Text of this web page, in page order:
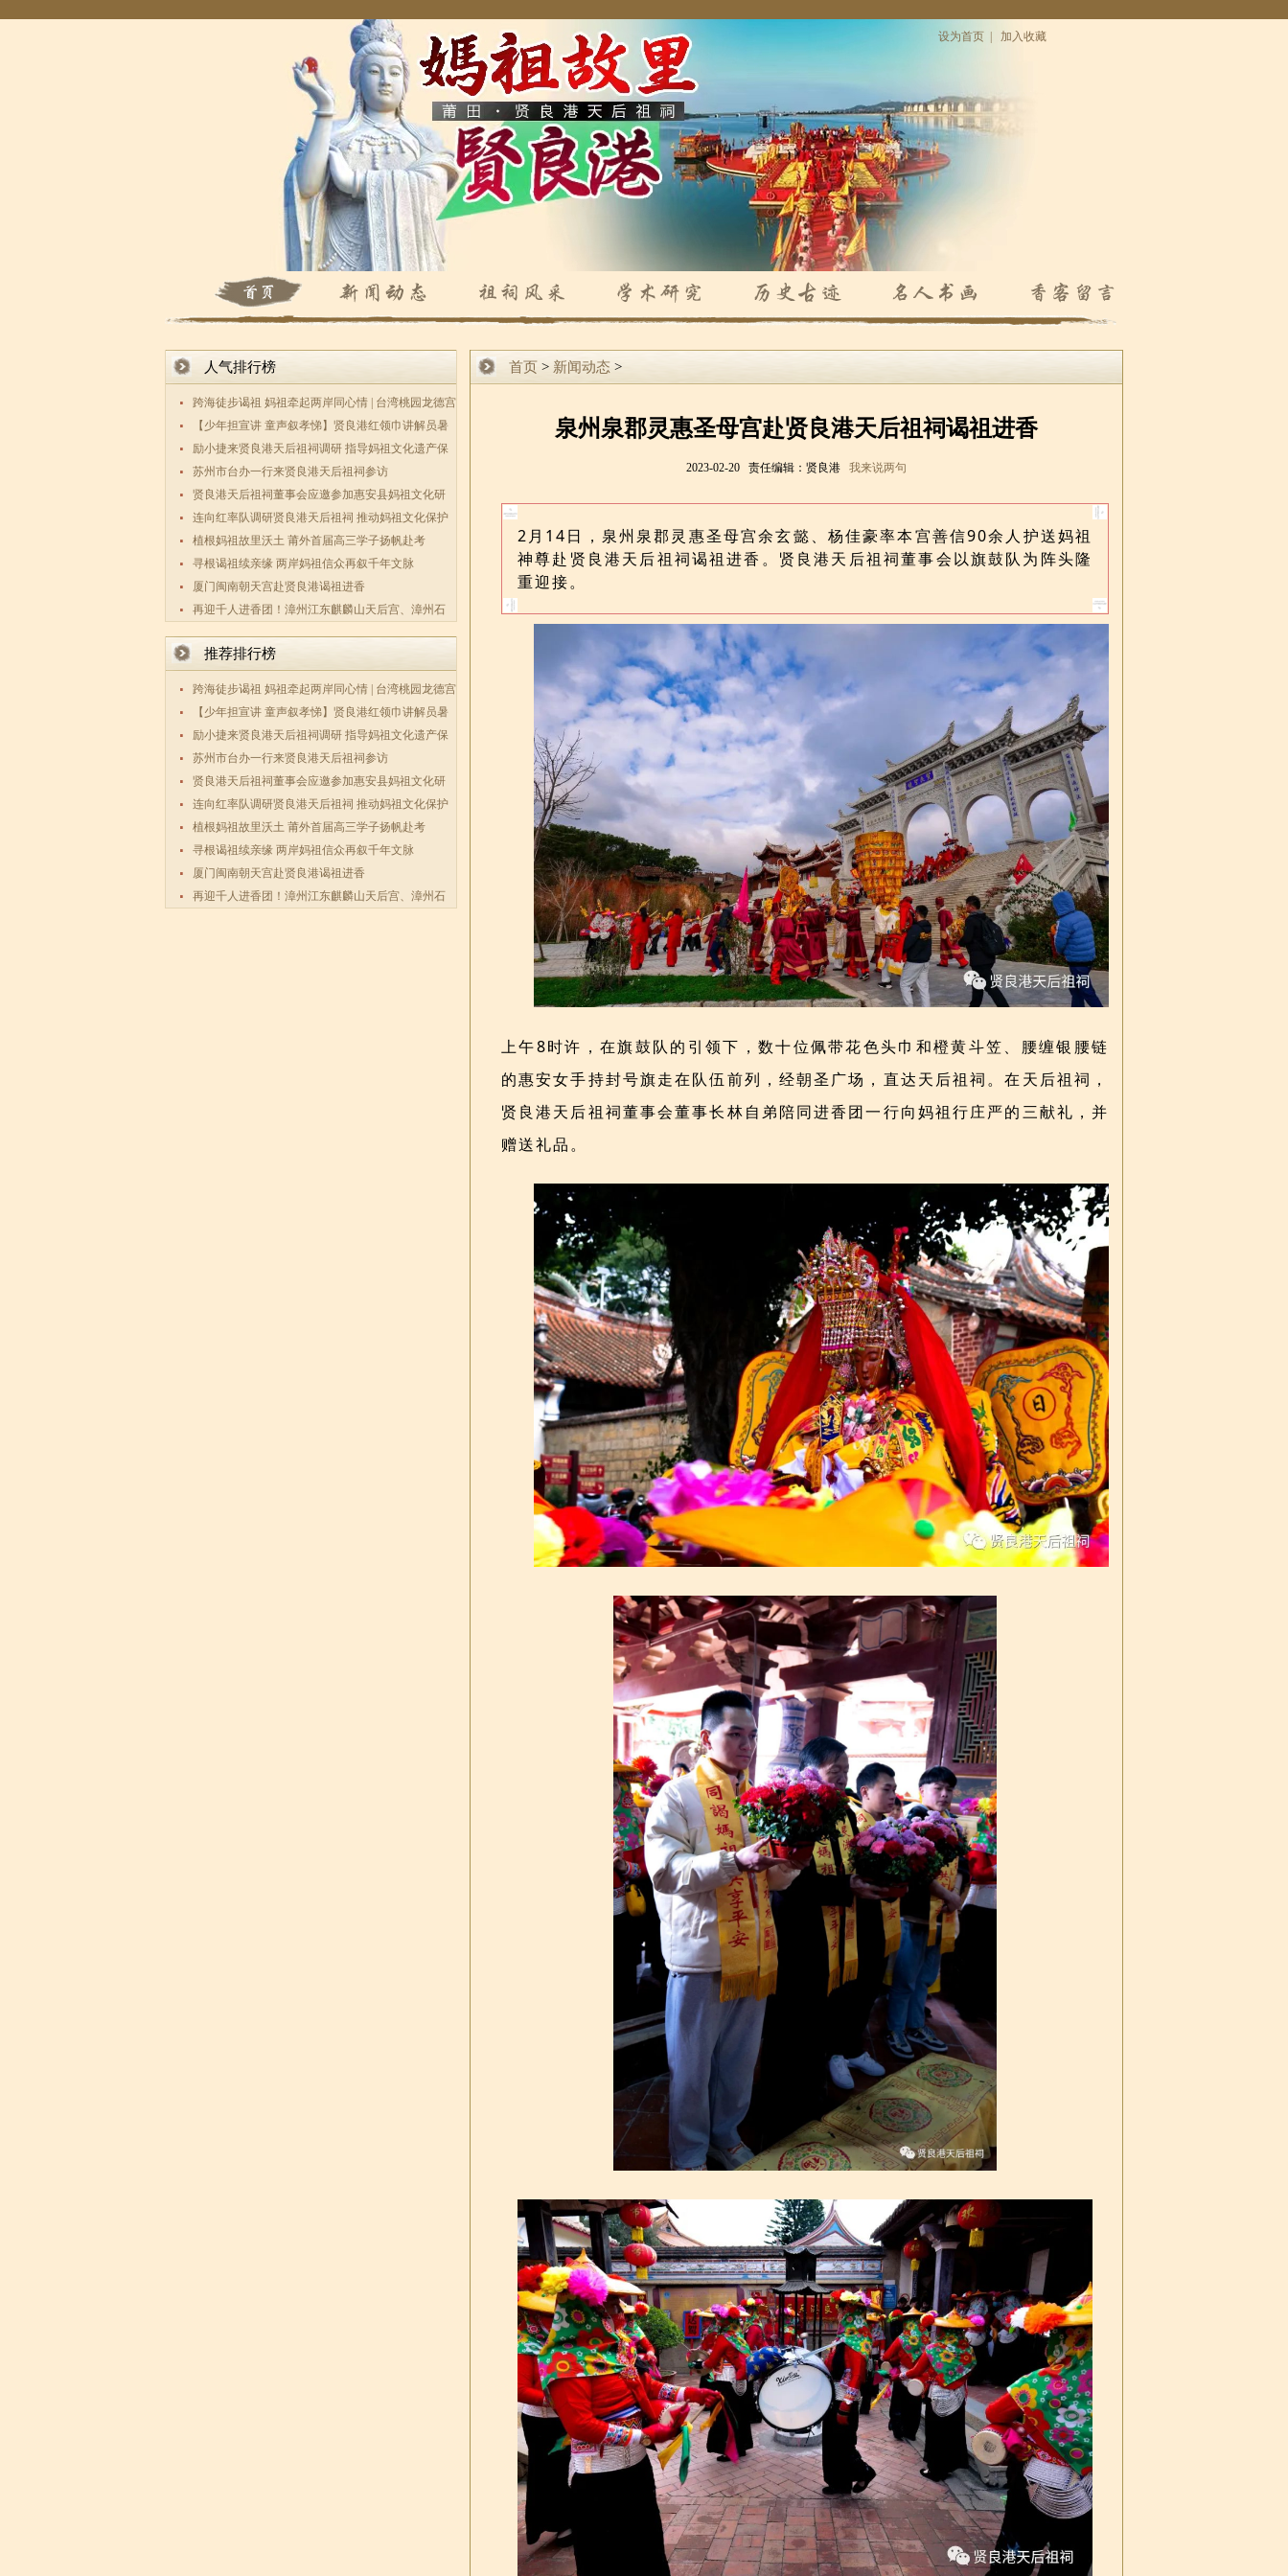
设为首页 加入收藏
人气排行榜
跨海徒步谒祖 妈祖牵起两岸同心情 | 台湾桃园龙德宫
数百敬 【少年担宣讲 童声叙孝悌】贤良港红领巾讲解员暑
期实践活励小捷来贤良港天后祖祠调研 指导妈祖文化遗产保
护传承工苏州市台办一行来贤良港天后祖祠参访
贤良港天后祖祠董事会应邀参加惠安县妈祖文化研
究会第三连向红率队调研贤良港天后祖祠 推动妈祖文化保护
传承与两植根妈祖故里沃土 莆外首届高三学子扬帆赴考
寻根谒祖续亲缘 两岸妈祖信众再叙千年文脉
厦门闽南朝天宫赴贤良港谒祖进香
再迎千人进香团！漳州江东麒麟山天后宫、漳州石
推荐排行榜
跨海徒步谒祖 妈祖牵起两岸同心情 | 台湾桃园龙德宫
数百敬 【少年担宣讲 童声叙孝悌】贤良港红领巾讲解员暑
期实践活励小捷来贤良港天后祖祠调研 指导妈祖文化遗产保
护传承工苏州市台办一行来贤良港天后祖祠参访
贤良港天后祖祠董事会应邀参加惠安县妈祖文化研
究会第三连向红率队调研贤良港天后祖祠 推动妈祖文化保护
传承与两植根妈祖故里沃土 莆外首届高三学子扬帆赴考
寻根谒祖续亲缘 两岸妈祖信众再叙千年文脉
厦门闽南朝天宫赴贤良港谒祖进香
再迎千人进香团！漳州江东麒麟山天后宫、漳州石
首页 > 新闻动态 >
泉州泉郡灵惠圣母宫赴贤良港天后祖祠谒祖进香
2023-02-20 责任编辑：贤良港 我来说两句
2月14日，泉州泉郡灵惠圣母宫余玄懿、杨佳豪率本宫善信90余人护送妈祖
神尊赴贤良港天后祖祠谒祖进香。贤良港天后祖祠董事会以旗鼓队为阵头隆
重迎接。
上午8时许，在旗鼓队的引领下，数十位佩带花色头巾和橙黄斗笠、腰缠银腰链
的惠安女手持封号旗走在队伍前列，经朝圣广场，直达天后祖祠。在天后祖祠，
贤良港天后祖祠董事会董事长林自弟陪同进香团一行向妈祖行庄严的三献礼，并
赠送礼品。